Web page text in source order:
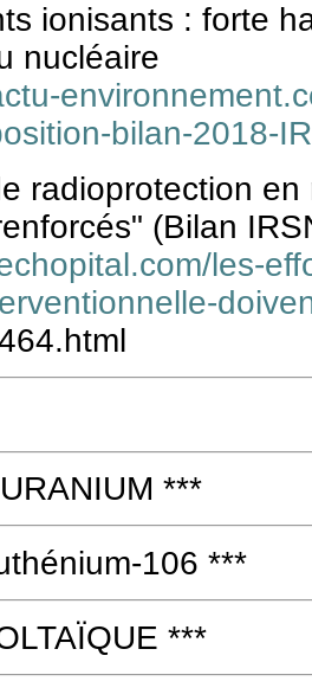
ionisants : forte
nucléaire
bilan-2018-
radioprotection
(Bilan
les-
***
106 ***
***